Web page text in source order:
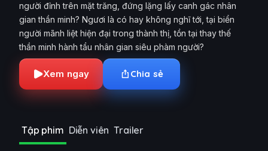
người đỉnh trên mặt trăng, đứng lặng lấy canh gác nhân
gian thần minh? Ngươi là có hay không nghĩ tới, tại biển
người mãnh liệt hiện đại trong thành thị, tồn tại thay thế
thần minh hành tẩu nhân gian siêu phàm người?
Xem ngay Chia sẻ
Tập phim Diễn viên Trailer